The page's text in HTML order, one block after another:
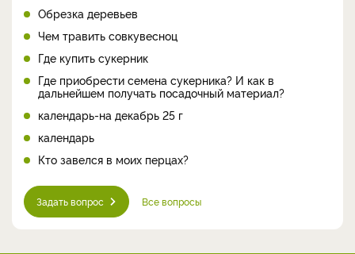
Обрезка деревьев
Чем травить совкувесноц
Где купить сукерник
Где приобрести семена сукерника? И как в
дальнейшем получать посадочный материал?
календарь-на декабрь 25 г
календарь
Кто завелся в моих перцах?
Задать вопрос Все вопросы